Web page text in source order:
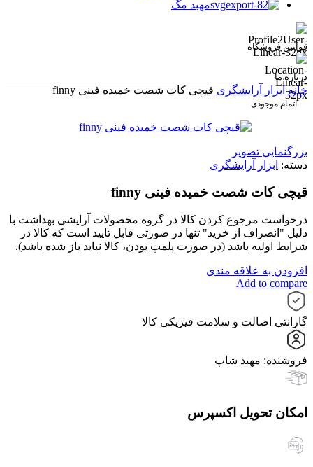
مهبد مگ
قوانین فروشگاه
درباره ما
خانهابزار آرایشگری قیچی کات شصت خمیده فینی finny
اتمام موجودی
بزرگنمایی تصویر
دسته: ابزار آرایشگری
قیچی کات شصت خمیده فینی finny
درخواست مرجوع کردن کالا در گروه محصولات آرایشی بهداشت با
دلیل "انصراف از خرید" تنها در صورتی قابل تایید است که کالا در
شرایط اولیه باشد (در صورت پلمپ بودن، کالا نباید باز شده باشد).
افزودن به علاقه مندی
Add to compare
گارانتی اصالت و سلامت فیزیکی کالا
فروشنده: مهبد شاپ
امکان تحویل اکسپرس